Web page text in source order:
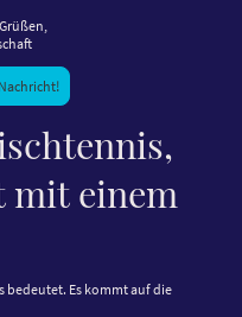
mit einem
bedeutet. Es kommt auf die